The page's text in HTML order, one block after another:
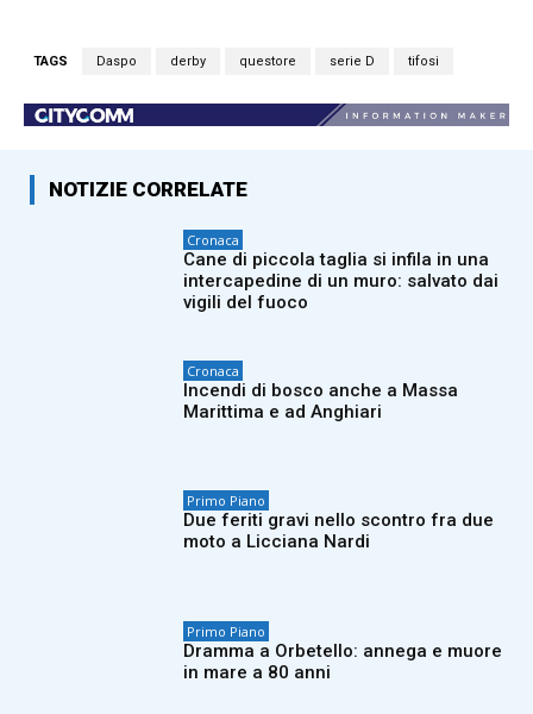
TAGS Daspo derby questore serie D tifosi
NOTIZIE CORRELATE
Cronaca
Cane di piccola taglia si infila in una
intercapedine di un muro: salvato dai
vigili del fuoco
Cronaca
Incendi di bosco anche a Massa
Marittima e ad Anghiari
Primo Piano
Due feriti gravi nello scontro fra due
moto a Licciana Nardi
Primo Piano
Dramma a Orbetello: annega e muore
in mare a 80 anni